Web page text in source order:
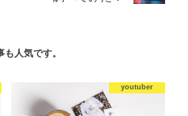
人気です。
youtuber